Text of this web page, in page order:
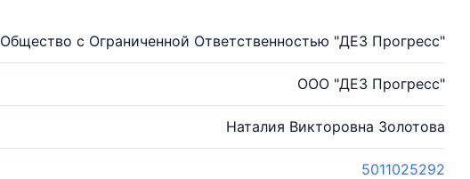
Общество с Ограниченной Ответственностью "ДЕЗ Прогресс"
ООО "ДЕЗ Прогресс"
Наталия Викторовна Золотова
5011025292